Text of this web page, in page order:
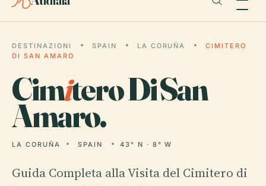
DESTINAZIONI SPAIN LA CORUÑA
CIMITERO
DI SAN AMARO
Cimitero Di San
Amaro.
LA CORUÑA SPAIN 43° N · 8° W
Guida Completa alla Visita del Cimitero di